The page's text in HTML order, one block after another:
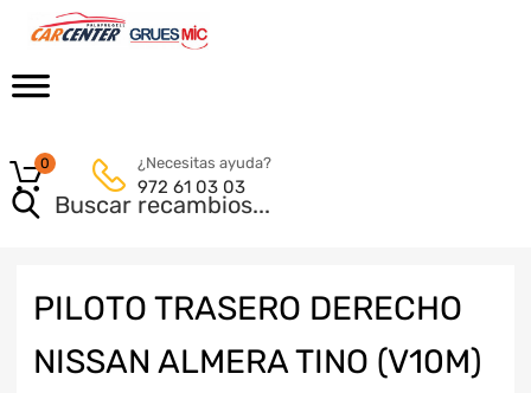
¿Necesitas ayuda?
972 61 03 03
0
PILOTO TRASERO DERECHO
NISSAN ALMERA TINO (V10M)